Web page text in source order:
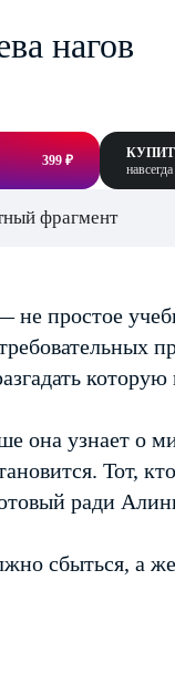
нагов
399 ₽
фрагмент
простое
она узнает о
Тот,
ради
сбыться, а